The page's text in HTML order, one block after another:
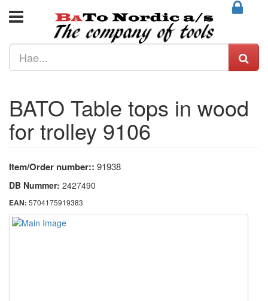
BATO Table tops in wood
for trolley 9106
Item/Order number:: 91938
DB Nummer: 2427490
EAN: 5704175919383